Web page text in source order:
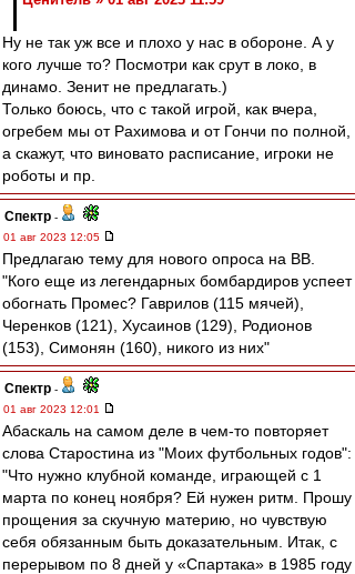
Ну не так уж все и плохо у нас в обороне. А у
кого лучше то? Посмотри как срут в локо, в
динамо. Зенит не предлагать.)
Только боюсь, что с такой игрой, как вчера,
огребем мы от Рахимова и от Гончи по полной,
а скажут, что виновато расписание, игроки не
роботы и пр.
Спектр -
01 авг 2023 12:05
Предлагаю тему для нового опроса на ВВ.
"Кого еще из легендарных бомбардиров успеет
обогнать Промес? Гаврилов (115 мячей),
Черенков (121), Хусаинов (129), Родионов
(153), Симонян (160), никого из них"
Спектр -
01 авг 2023 12:01
Абаскаль на самом деле в чем-то повторяет
слова Старостина из "Моих футбольных годов":
"Что нужно клубной команде, играющей с 1
марта по конец ноября? Ей нужен ритм. Прошу
прощения за скучную материю, но чувствую
себя обязанным быть доказательным. Итак, с
перерывом по 8 дней у «Спартака» в 1985 году